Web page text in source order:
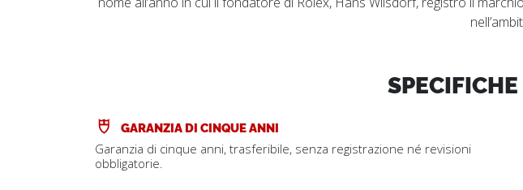
GARANZIA DI CINQUE ANNI
Garanzia di cinque anni, trasferibile, senza registrazione né revisioni
obbligatorie.